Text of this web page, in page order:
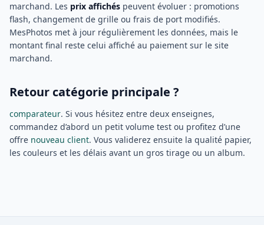
marchand. Les prix affichés peuvent évoluer : promotions
flash, changement de grille ou frais de port modifiés.
MesPhotos met à jour régulièrement les données, mais le
montant final reste celui affiché au paiement sur le site
marchand.
Retour catégorie principale ?
comparateur. Si vous hésitez entre deux enseignes,
commandez d’abord un petit volume test ou profitez d’une
offre nouveau client. Vous validerez ensuite la qualité papier,
les couleurs et les délais avant un gros tirage ou un album.